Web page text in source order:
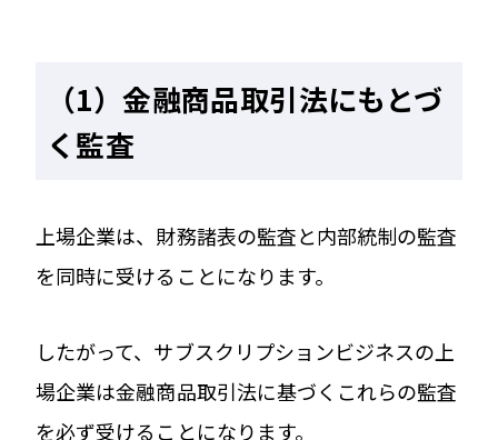
（1）金融商品取引法にもとづ
く監査
上場企業は、財務諸表の監査と内部統制の監査
を同時に受けることになります。
したがって、サブスクリプションビジネスの上
場企業は金融商品取引法に基づくこれらの監査
を必ず受けることになります。